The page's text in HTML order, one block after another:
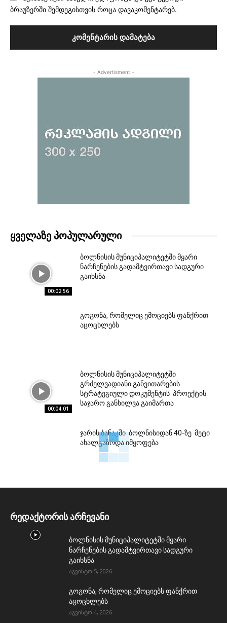
ბრაუზერში შემდეგისთვის როცა დავაკომენტარებ.
- Advertisment -
ᲧᲕᲔᲚᲐᲖᲔ ᲞᲝᲞᲣᲚᲐᲠᲣᲚᲘ
00:02:56
ბოლნისის მუნიციპალიტეტში მყარი
ნარჩენების გადამტვირთავი სადგური
გაიხსნა
გოგონა, რომელიც ემოციებს ფანქრით
აცოცხლებს
00:04:01
ბოლნისის მუნიციპალიტეტში
გრძელვადიანი განვითარების
სტრატეგიული დოკუმენტის პროექტის
საჯარო განხილვა გაიმართა
ჯარის ბანაკში ბოლნისიდან 40-ზე მეტი
ახალგაზრდა იმყოფება
რედაქტორის არჩევანი
ბოლნისის მუნიციპალიტეტში მყარი
ნარჩენების გადამტვირთავი სადგური
გაიხსნა
აგვისტო 5, 2026
გოგონა, რომელიც ემოციებს ფანქრით
აცოცხლებს
აგვისტო 4, 2026